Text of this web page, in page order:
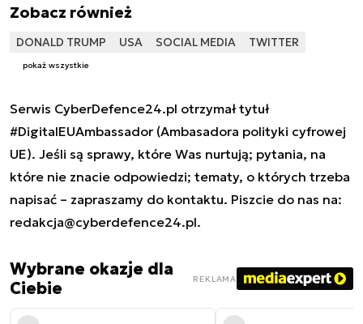
Zobacz również
DONALD TRUMP USA SOCIAL MEDIA TWITTER
pokaż wszystkie
Serwis CyberDefence24.pl otrzymał tytuł
#DigitalEUAmbassador (Ambasadora polityki cyfrowej
UE). Jeśli są sprawy, które Was nurtują; pytania, na
które nie znacie odpowiedzi; tematy, o których trzeba
napisać – zapraszamy do kontaktu. Piszcie do nas na:
redakcja@cyberdefence24.pl.
Wybrane okazje dla
Ciebie
REKLAMA